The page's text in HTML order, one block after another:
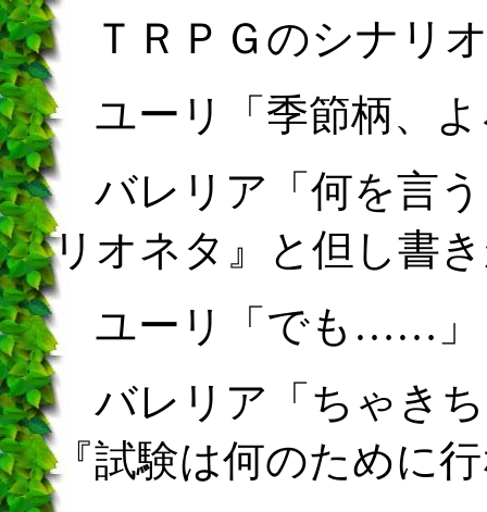
ＴＲＰＧのシナリ
ユーリ「季節柄、
バレリア「何を言う
リオネタ』と但し書
ユーリ「でも……」
バレリア「ちゃきち
『試験は何のために